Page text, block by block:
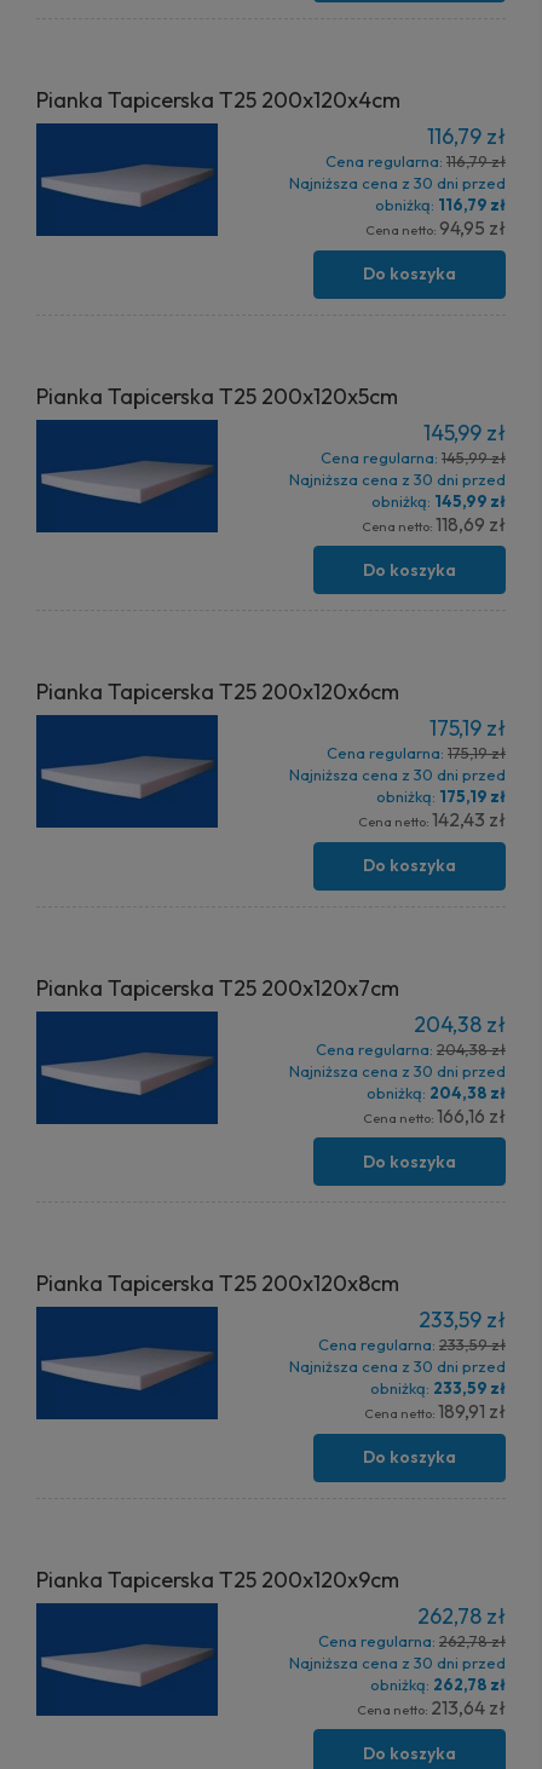
Pianka Tapicerska T25 200x120x4cm
116,79 zł
Cena regularna: 116,79 zł
Najniższa cena z 30 dni przed
obniżką: 116,79 zł
Cena netto: 94,95 zł
Do koszyka
Pianka Tapicerska T25 200x120x5cm
145,99 zł
Cena regularna: 145,99 zł
Najniższa cena z 30 dni przed
obniżką: 145,99 zł
Cena netto: 118,69 zł
Do koszyka
Pianka Tapicerska T25 200x120x6cm
175,19 zł
Cena regularna: 175,19 zł
Najniższa cena z 30 dni przed
obniżką: 175,19 zł
Cena netto: 142,43 zł
Do koszyka
Pianka Tapicerska T25 200x120x7cm
204,38 zł
Cena regularna: 204,38 zł
Najniższa cena z 30 dni przed
obniżką: 204,38 zł
Cena netto: 166,16 zł
Do koszyka
Pianka Tapicerska T25 200x120x8cm
233,59 zł
Cena regularna: 233,59 zł
Najniższa cena z 30 dni przed
obniżką: 233,59 zł
Cena netto: 189,91 zł
Do koszyka
Pianka Tapicerska T25 200x120x9cm
262,78 zł
Cena regularna: 262,78 zł
Najniższa cena z 30 dni przed
obniżką: 262,78 zł
Cena netto: 213,64 zł
Do koszyka